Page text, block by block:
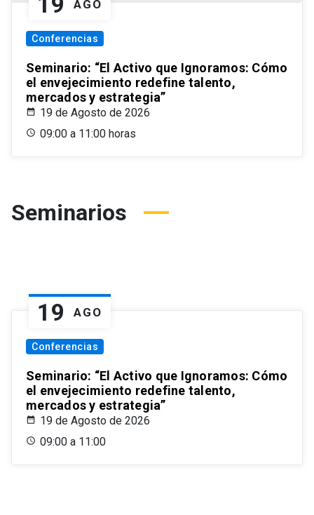
AGO
Conferencias
Seminario: “El Activo que Ignoramos: Cómo
el envejecimiento redefine talento,
mercados y estrategia”
19 de Agosto de 2026
09:00 a 11:00 horas
Seminarios
19 AGO
Conferencias
Seminario: “El Activo que Ignoramos: Cómo
el envejecimiento redefine talento,
mercados y estrategia”
19 de Agosto de 2026
09:00 a 11:00